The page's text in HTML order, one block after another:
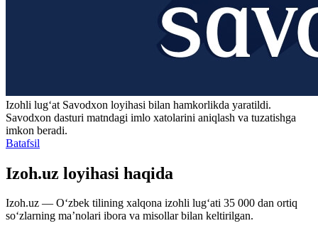
Izohli lugʻat Savodxon loyihasi bilan hamkorlikda yaratildi.
Savodxon dasturi matndagi imlo xatolarini aniqlash va tuzatishga
imkon beradi.
Batafsil
Izoh.uz loyihasi haqida
Izoh.uz — O‘zbek tilining xalqona izohli lug‘ati 35 000 dan ortiq
so‘zlarning ma’nolari ibora va misollar bilan keltirilgan.